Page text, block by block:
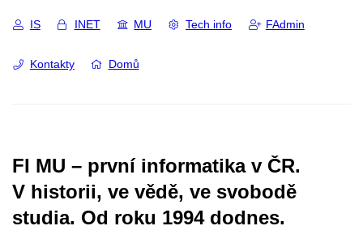
IS INET MU Tech info FAdmin
Kontakty Domů
FI MU – první informatika v ČR.
V historii, ve vědě, ve svobodě
studia. Od roku 1994 dodnes.